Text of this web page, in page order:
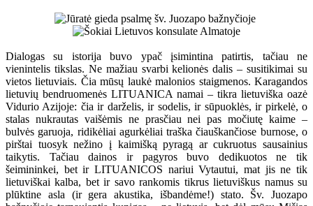
Dialogas su istorija buvo ypač įsimintina patirtis, tačiau ne
vienintelis tikslas. Ne mažiau svarbi kelionės dalis – susitikimai su
vietos lietuviais. Čia mūsų laukė malonios staigmenos. Karagandos
lietuvių bendruomenės LITUANICA namai – tikra lietuviška oazė
Vidurio Azijoje: čia ir darželis, ir sodelis, ir sūpuoklės, ir pirkelė, o
stalas nukrautas vaišėmis ne prasčiau nei pas močiutę kaime –
bulvės garuoja, ridikėliai agurkėliai traška čiauškančiose burnose, o
pirštai tuosyk nežino į kaimišką pyragą ar cukruotus sausainius
taikytis. Tačiau dainos ir pagyros buvo dedikuotos ne tik
šeimininkei, bet ir LITUANICOS nariui Vytautui, mat jis ne tik
lietuviškai kalba, bet ir savo rankomis tikrus lietuviškus namus su
plūktine asla (ir gera akustika, išbandėme!) stato. Šv. Juozapo